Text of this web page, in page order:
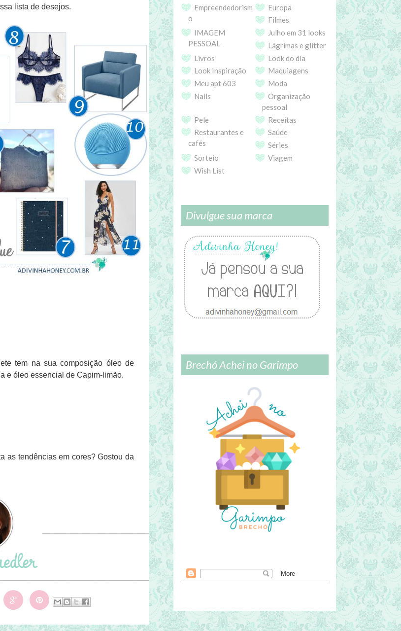
lista de desejos.
tem na sua composição óleo de
e óleo essencial de Capim-limão.
as tendências em cores? Gostou da
Empreendedorism
o
Europa
Filmes
IMAGEM
PESSOAL
Julho em 31 looks
Lágrimas e glitter
Livros
Look do dia
Look Inspiração
Maquiagens
Meu apt 603
Moda
Nails
Organização
pessoal
Pele
Receitas
Restaurantes e
cafés
Saúde
Séries
Sorteio
Viagem
Wish List
Divulgue sua marca
Brechó Achei no Garimpo